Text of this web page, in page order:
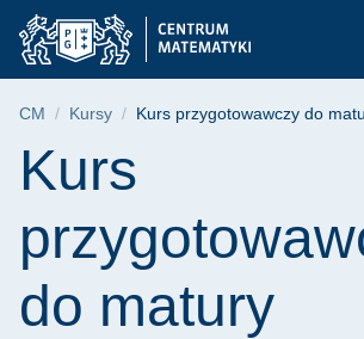
Przejdź
do
menu
Przejdź
do
wyszukiwarki
Przejdź
do
treści
Kurs
Ścieżka
CM Kursy Kurs przygotowawczy do
Treść strony
Kurs
do matury